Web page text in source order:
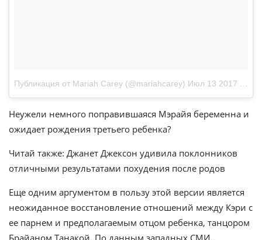
Публикация от Mariah Carey (@mariahcarey) Июл 13 2017 в 2:21 PDT
Неужели немного поправившаяся Мэрайя беременна и
ожидает рождения третьего ребенка?
Читай также: Джанет Джексон удивила поклонников
отличными результатами похудения после родов
Еще одним аргументом в пользу этой версии является
неожиданное восстановление отношений между Кэри с
ее парнем и предполагаемым отцом ребенка, танцором
Брайаном Танакой. По данным западных СМИ,